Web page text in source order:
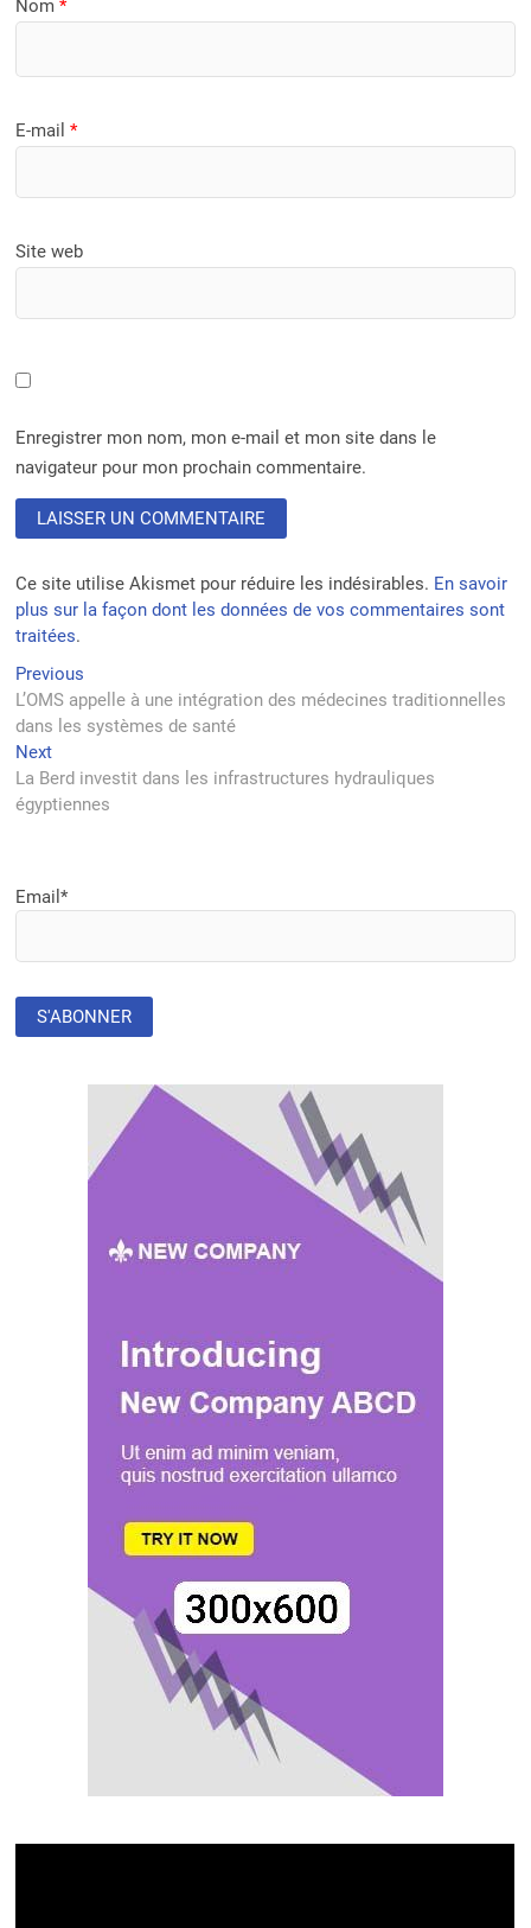
Nom*
E-mail*
Site web
Enregistrer mon nom, mon e-mail et mon site dans le
navigateur pour mon prochain commentaire.
Ce site utilise Akismet pour réduire les indésirables. En savoir
plus sur la façon dont les données de vos commentaires sont
traitées.
Navigation
de
l’article
Previous
post:
L’OMS appelle à une intégration des médecines traditionnelles
dans les systèmes de santé
NextNext
post:
La Berd investit dans les infrastructures hydrauliques
égyptiennes
Email*